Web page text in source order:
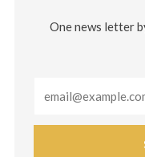
One news letter